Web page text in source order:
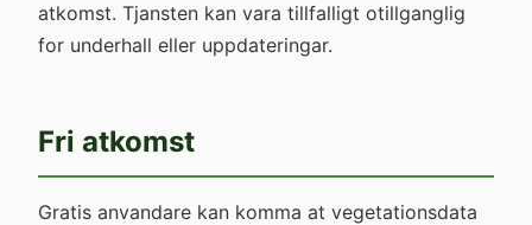
atkomst. Tjansten kan vara tillfalligt otillganglig
for underhall eller uppdateringar.
Fri atkomst
Gratis anvandare kan komma at vegetationsdata